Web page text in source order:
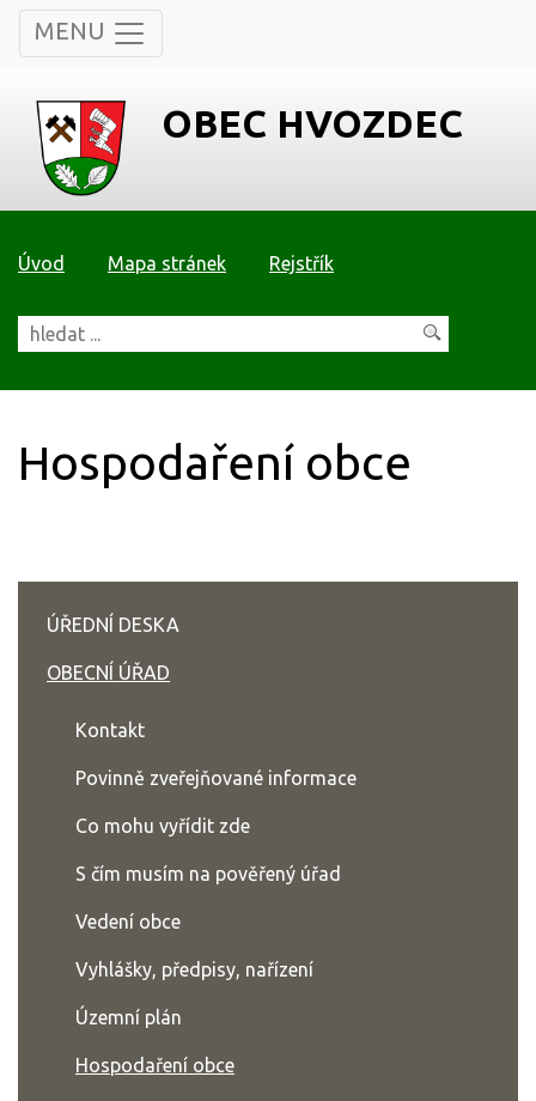
MENU
OBEC HVOZDEC
Úvod Mapa stránek Rejstřík
Hospodaření obce
ÚŘEDNÍ DESKA
OBECNÍ ÚŘAD
Kontakt
Povinně zveřejňované informace
Co mohu vyřídit zde
S čím musím na pověřený úřad
Vedení obce
Vyhlášky, předpisy, nařízení
Územní plán
Hospodaření obce